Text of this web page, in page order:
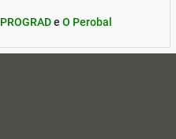
PROGRADe O Perobal